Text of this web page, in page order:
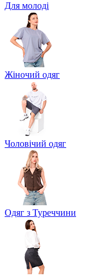
Для молоді
Жіночий одяг
Чоловічий одяг
Одяг з Туреччини